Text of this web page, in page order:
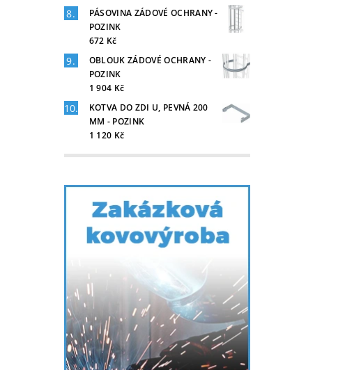
PÁSOVINA ZÁDOVÉ OCHRANY -
POZINK
672 Kč
OBLOUK ZÁDOVÉ OCHRANY -
POZINK
1 904 Kč
KOTVA DO ZDI U, PEVNÁ 200
MM - POZINK
1 120 Kč